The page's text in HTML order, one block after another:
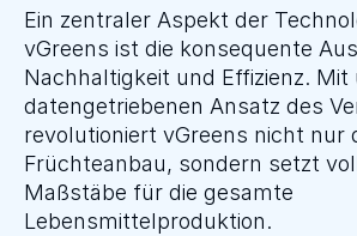
Ein zentraler Aspekt der
vGreens ist die konsequente
Nachhaltigkeit und Effizienz. Mit
datengetriebenen Ansatz des
revolutioniert vGreens nicht nur
Früchteanbau, sondern setzt
Maßstäbe für die gesamte
Lebensmittelproduktion.